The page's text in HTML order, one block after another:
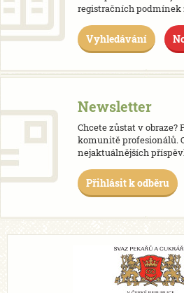
registračních podmínek
Vyhledávání
Newsletter
Chcete zůstat v obraze?
komunitě profesionálů.
nejaktuálnějších
Přihlásit k odběru